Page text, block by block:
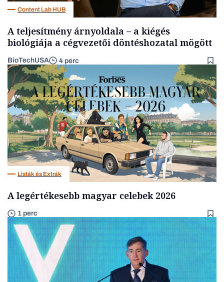
Content Lab HUB
A teljesítmény árnyoldala – a kiégés
biológiája a cégvezetői döntéshozatal mögött
BioTechUSA 4 perc
Listák és Extrák
A legértékesebb magyar celebek 2026
1 perc